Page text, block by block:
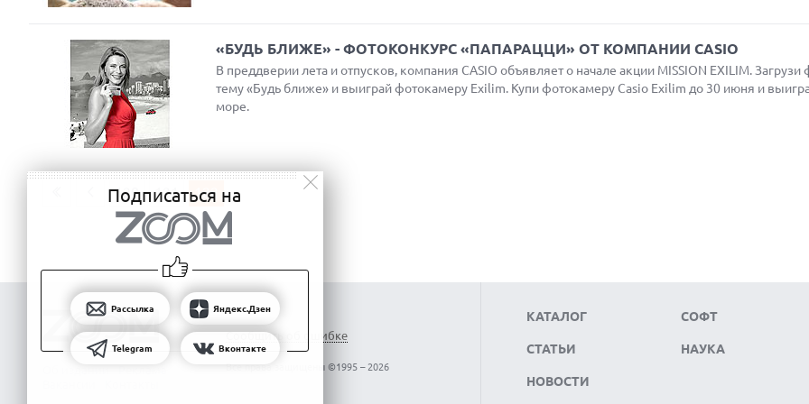
«БУДЬ БЛИЖЕ» - ФОТОКОНКУРС «ПАПАРАЦЦИ» ОТ КОМПАНИИ CASIO
В преддверии лета и отпусков, компания CASIO объявляет о начале акции MISSION EXILIM. Загрузи
тему «Будь ближе» и выиграй фотокамеру Exilim. Купи фотокамеру Casio Exilim до 30 июня и
море.
120 121 122
Сообщить об ошибке
Все права защищены ©1995 – 2026
КАТАЛОГ
СТАТЬИ
НОВОСТИ
СОФТ
НАУКА
Подписаться на
Рассылка Яндекс.Дзен
Telegram Вконтакте